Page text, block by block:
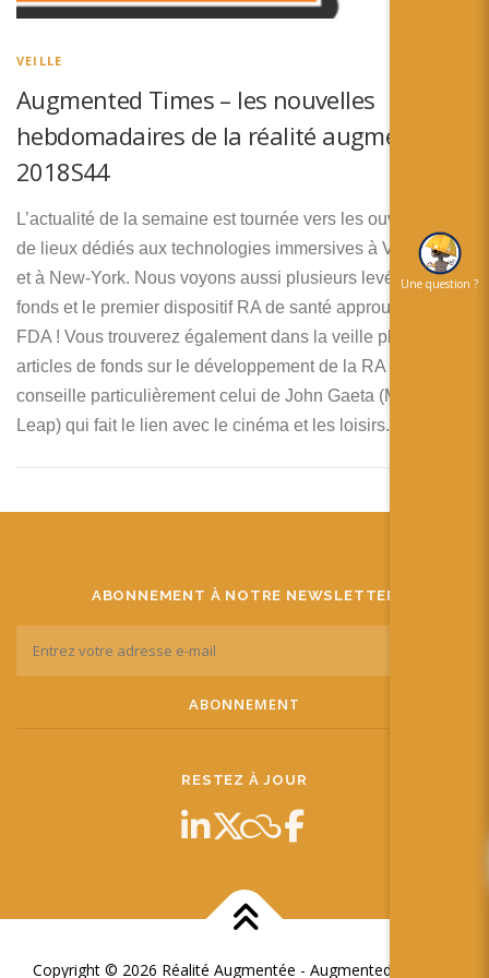
Español
VEILLE
Augmented Times – les nouvelles
hebdomadaires de la réalité augmentée –
2018S44
L’actualité de la semaine est tournée vers les ouvertures
de lieux dédiés aux technologies immersives à Vancouver
et à New-York. Nous voyons aussi plusieurs levées de
fonds et le premier dispositif RA de santé approuvé par la
FDA ! Vous trouverez également dans la veille plusieurs
articles de fonds sur le développement de la RA et je vous
conseille particulièrement celui de John Gaeta (Magic
Leap) qui fait le lien avec le cinéma et les loisirs.
ABONNEMENT À NOTRE NEWSLETTER
RESTEZ À JOUR
Copyright © 2026 Réalité Augmentée - Augmented Reality
Une question ?